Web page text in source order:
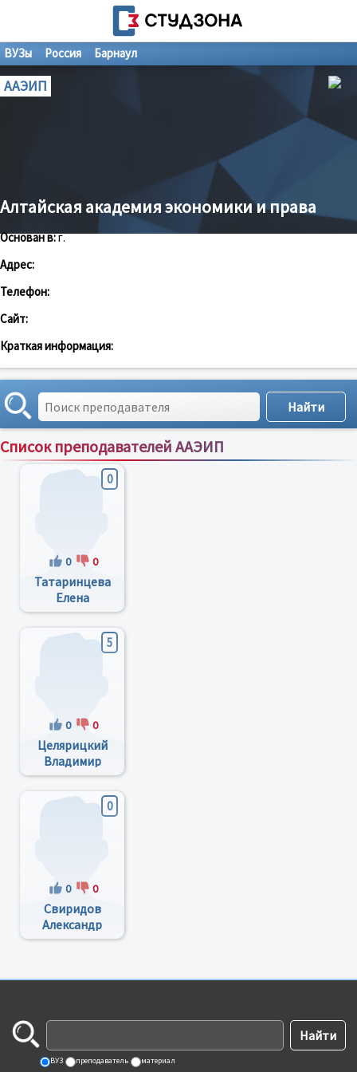
ВУЗы Россия Барнаул
ААЭИП
Алтайская академия экономики и права
Основан в:г.
Адрес:
Телефон:
Сайт:
Краткая информация:
Список преподавателей ААЭИП
Сортировка по:имени;рейтингу;отзывам
0
0 0
Татаринцева
Елена
Николаевна
5
0 0
Целярицкий
Владимир
Алексеевич
0
0 0
Свиридов
Александр
Михайлович
ВУЗ преподаватель материал